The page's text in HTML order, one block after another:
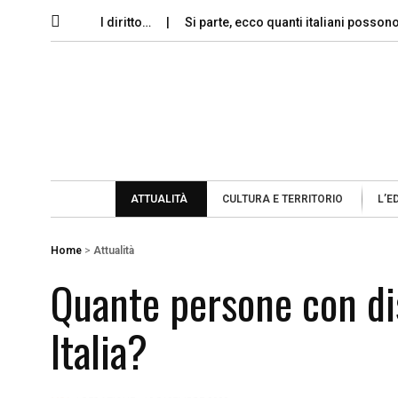
e il diritto… Si parte, ecco quanti italiani possono
ATTUALITÀ CULTURA E TERRITORIO
Home > Attualità
Quante persone con
Italia?